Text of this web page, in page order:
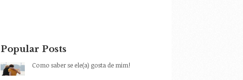
Popular Posts
Como saber se ele(a) gosta de mim!